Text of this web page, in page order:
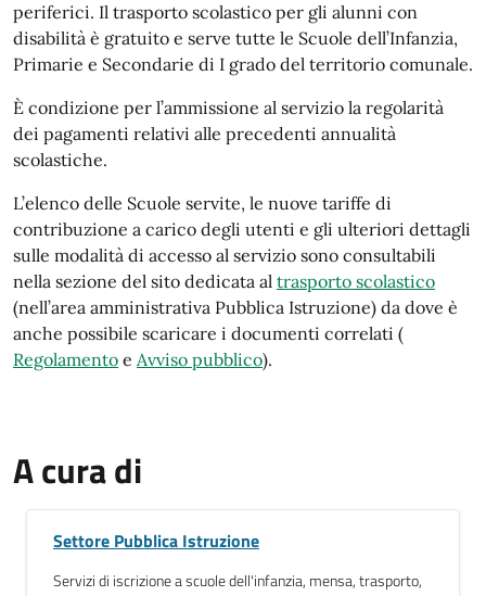
periferici. Il trasporto scolastico per gli alunni con
disabilità è gratuito e serve tutte le Scuole dell’Infanzia,
Primarie e Secondarie di I grado del territorio comunale.
È condizione per l’ammissione al servizio la regolarità
dei pagamenti relativi alle precedenti annualità
scolastiche.
L’elenco delle Scuole servite, le nuove tariffe di
contribuzione a carico degli utenti e gli ulteriori dettagli
sulle modalità di accesso al servizio sono consultabili
nella sezione del sito dedicata al trasporto scolastico
(nell’area amministrativa Pubblica Istruzione) da dove è
anche possibile scaricare i documenti correlati (
Regolamento e Avviso pubblico).
A cura di
Settore Pubblica Istruzione
Servizi di iscrizione a scuole dell'infanzia, mensa, trasporto,